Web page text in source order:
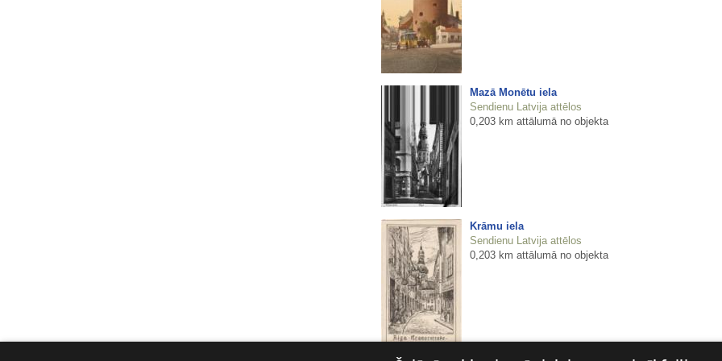
Mazā Monētu iela
Sendienu Latvija attēlos
0,203 km attālumā no objekta
Krāmu iela
Sendienu Latvija attēlos
0,203 km attālumā no objekta